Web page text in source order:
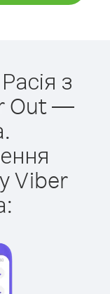
з
Out —
Viber